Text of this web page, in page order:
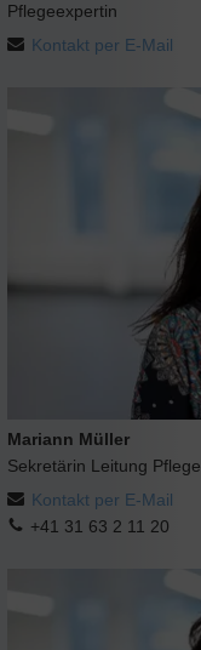
Pflegeexpertin
Kontakt per E-Mail
Mariann Müller
Sekretärin Leitung Pflege
Kontakt per E-Mail
+41 31 63 2 11 20